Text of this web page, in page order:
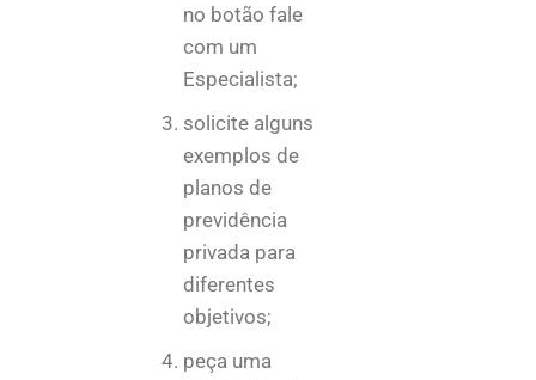
no botão fale
com um
Especialista;
solicite alguns
exemplos de
planos de
previdência
privada para
diferentes
objetivos;
peça uma